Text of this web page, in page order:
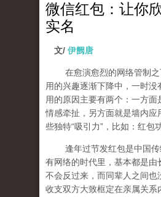
微信红包：让你
实名
文/ 伊阙唐
在愈演愈烈的网络管制之
用的兴趣逐渐下降中，一时没
用的原因主要有两个：一方面
情感牵扯，另方面就是墙内应
些独特“吸引力”，比如：红包
逢年过节发红包是中国传
有网络的时代里，基本都是由
不会反过来，而同辈人之间也
收支双方大致框定在亲属关系